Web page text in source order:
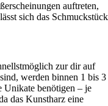
auftreten,
sich das Schmuckstück
zur dir auf
werden binnen 1 bis 3
Unikate benötigen – je
das Kunstharz eine